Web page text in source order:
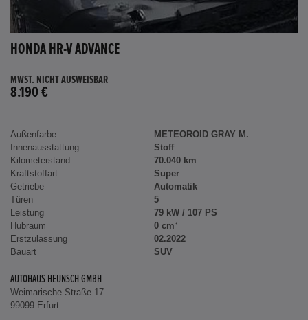
HONDA HR-V ADVANCE
MWST. NICHT AUSWEISBAR
8.190 €
Außenfarbe
METEOROID GRAY M.
Innenausstattung
Stoff
Kilometerstand
70.040 km
Kraftstoffart
Super
Getriebe
Automatik
Türen
5
Leistung
79 kW / 107 PS
Hubraum
0 cm³
Erstzulassung
02.2022
Bauart
SUV
AUTOHAUS HEUNSCH GMBH
Weimarische Straße 17
99099 Erfurt